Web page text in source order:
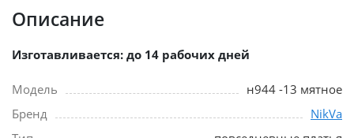
Описание
Изготавливается: до 14 рабочих дней
Модель
н944 -13 мятное
Бренд
NikVa